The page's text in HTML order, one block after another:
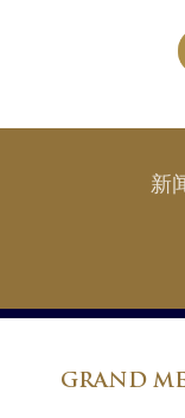
新
GRAND